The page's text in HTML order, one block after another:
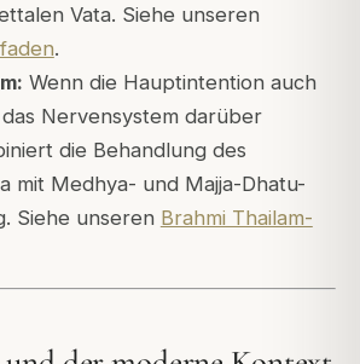
Vata. Siehe unseren
.
Wenn die Hauptintention auch
Nervensystem darüber
die Behandlung des
mit Medhya- und Majja-Dhatu-
Siehe unseren Brahmi Thailam-